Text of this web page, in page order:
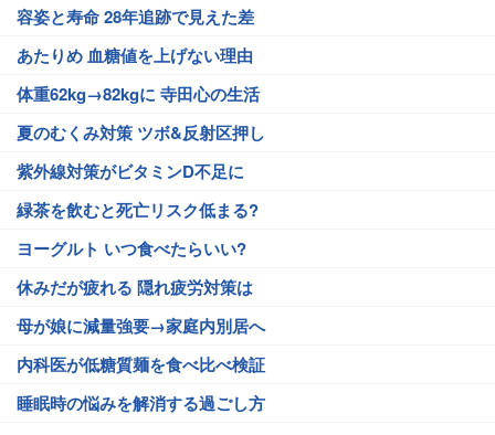
容姿と寿命 28年追跡で見えた差
あたりめ 血糖値を上げない理由
体重62kg→82kgに 寺田心の生活
夏のむくみ対策 ツボ&反射区押し
紫外線対策がビタミンD不足に
緑茶を飲むと死亡リスク低まる?
ヨーグルト いつ食べたらいい?
休みだが疲れる 隠れ疲労対策は
母が娘に減量強要→家庭内別居へ
内科医が低糖質麺を食べ比べ検証
睡眠時の悩みを解消する過ごし方